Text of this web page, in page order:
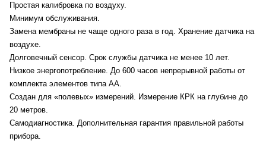
Простая калибровка по воздуху.
Минимум обслуживания.
Замена мембраны не чаще одного раза в год. Хранение датчика на
воздухе.
Долговечный сенсор. Срок службы датчика не менее 10 лет.
Низкое энергопотребление. До 600 часов непрерывной работы от
комплекта элементов типа АА.
Создан для «полевых» измерений. Измерение КРК на глубине до
20 метров.
Самодиагностика. Дополнительная гарантия правильной работы
прибора.